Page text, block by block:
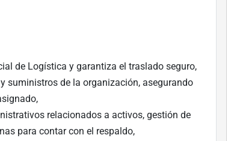
de Logística y garantiza el traslado seguro,
suministros de la organización, asegurando
relacionados a activos, gestión de
para contar con el respaldo,